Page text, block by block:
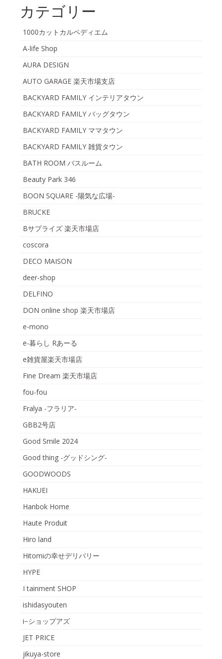
カテゴリー
1000カットカルペディエム
A-life Shop
AURA DESIGN
AUTO GARAGE 楽天市場支店
BACKYARD FAMILY インテリアタウン
BACKYARD FAMILY バッグタウン
BACKYARD FAMILY ママタウン
BACKYARD FAMILY 雑貨タウン
BATH ROOM バスルーム
Beauty Park 346
BOON SQUARE -陽気な広場-
BRUCKE
Bサプライズ 楽天市場店
coscora
DECO MAISON
deer-shop
DELFINO
DON online shop 楽天市場店
e-mono
e-暮らし Rあーる
e雑貨屋楽天市場店
Fine Dream 楽天市場店
fou-fou
Fralya -フラリア-
GBB2号店
Good Smile 2024
Good thing -グッドシング-
GOODWOODS
HAKUEI
Hanbok Home
Haute Produit
Hiro land
Hitomiの幸せデリバリー
HYPE
I tainment SHOP
ishidasyouten
i−ショップアズ
JET PRICE
jikuya-store